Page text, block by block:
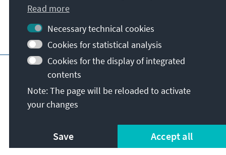
Contact
Further offers of the foundation
Imprint Data protection
Terms of use
Declaration on accessibility
Report an accessibility issue
Sitemap
© Konrad-Adenauer-Stiftung e.V. 2026
Read more
Necessary technical cookies
Cookies for statistical analysis
Cookies for the display of integrated
contents
Note: The page will be reloaded to activate
your changes
Save Accept all